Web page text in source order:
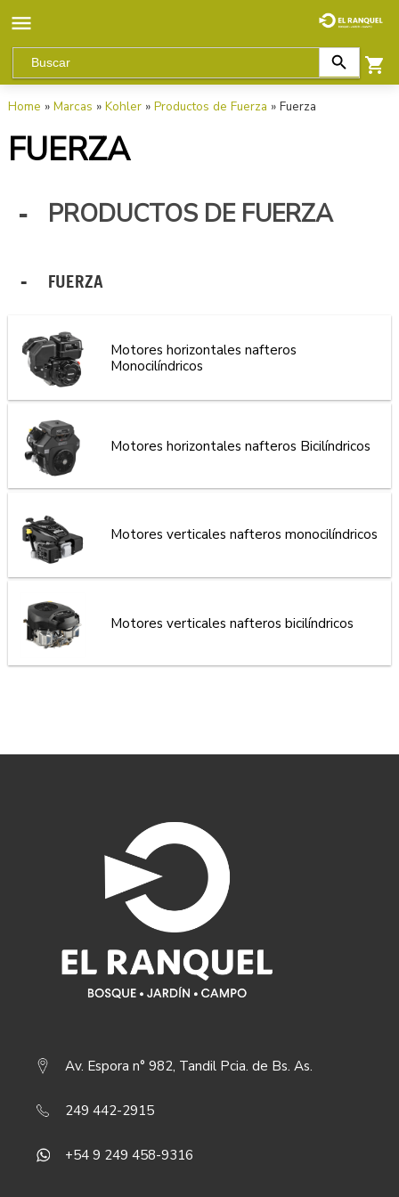
Home » Marcas » Kohler» Productos de Fuerza » Fuerza
FUERZA
PRODUCTOS DE FUERZA
FUERZA
Motores horizontales nafteros
Monocilíndricos
Motores horizontales nafteros Bicilíndricos
Motores verticales nafteros monocilíndricos
Motores verticales nafteros bicilíndricos
Av. Espora n° 982, Tandil Pcia. de Bs. As.
249 442-2915
+54 9 249 458-9316